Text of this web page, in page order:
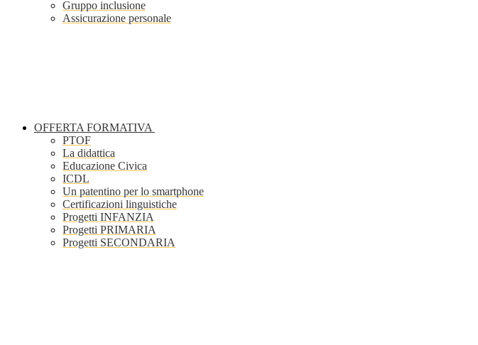
Gruppo inclusione
Assicurazione personale
OFFERTA FORMATIVA
PTOF
La didattica
Educazione Civica
ICDL
Un patentino per lo smartphone
Certificazioni linguistiche
Progetti INFANZIA
Progetti PRIMARIA
Progetti SECONDARIA